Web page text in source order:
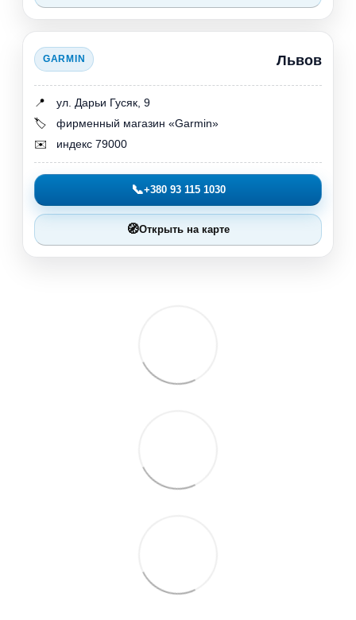
GARMIN Львов
📍
ул. Дарьи Гусяк, 9
🏷️
фирменный магазин «Garmin»
✉️
индекс 79000
📞+380 93 115 1030
🧭Открыть на карте